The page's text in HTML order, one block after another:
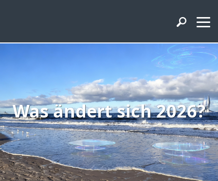
Was ändert sich 2026?